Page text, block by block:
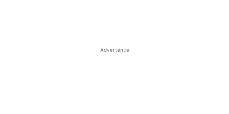
Advertentie